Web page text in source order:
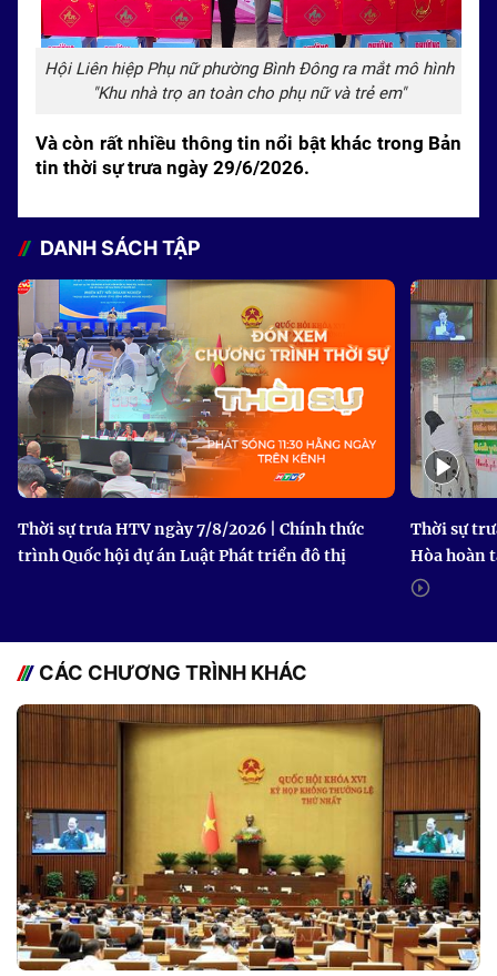
Hội Liên hiệp Phụ nữ phường Bình Đông ra mắt mô hình
"Khu nhà trọ an toàn cho phụ nữ và trẻ em"
Và còn rất nhiều thông tin nổi bật khác trong Bản
tin thời sự trưa ngày 29/6/2026.
DANH SÁCH TẬP
Thời sự trưa HTV ngày 7/8/2026 | Chính thức
trình Quốc hội dự án Luật Phát triển đô thị
Thời sự
Hòa hoàn
CÁC CHƯƠNG TRÌNH KHÁC